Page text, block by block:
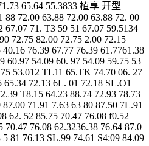
65.64 55.3833 植享 开型
72.00 63.88 72.00 63.88 72. 00
67.07 71. T3 59 51 67.07 59.5134
72.75 82.00 72.75 2.00 72.15
76.39 67.77 76.39 61.7761.38
60.97 54.09 60. 97 54.09 59.75 53
53.012 TL11 65.TK 74.70 06. 27
72.13 6L. 01 72.18 SL.O1
T8.15 64.23 88.74 72.93 78.73
71.91 7.63 63 80 87.50 7L.91
62. 52 85.75 70.47 76.08 f0.52
70.47 76.08 62.3236.38 76.64 87.0
81 76.13 SL.99 74.61 S4:09 84.09